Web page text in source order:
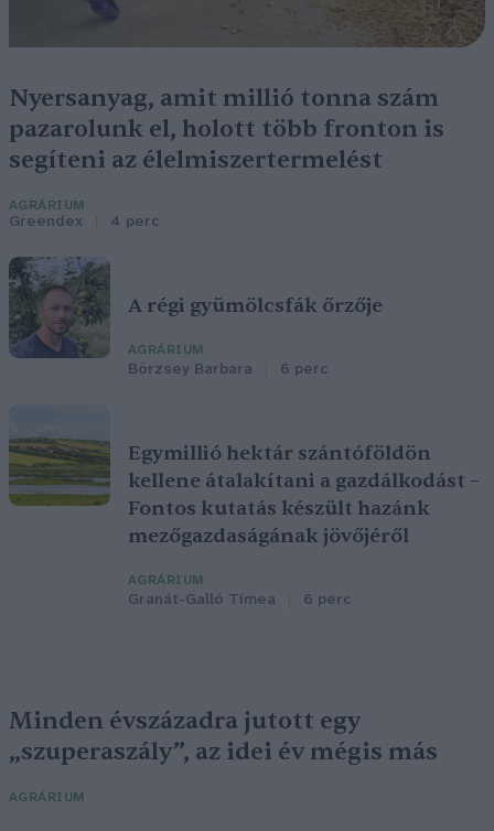
Nyersanyag, amit millió tonna szám
pazarolunk el, holott több fronton is
segíteni az élelmiszertermelést
AGRÁRIUM
Greendex 4 perc
A régi gyümölcsfák őrzője
AGRÁRIUM
Börzsey Barbara 6 perc
Egymillió hektár szántóföldön
kellene átalakítani a gazdálkodást –
Fontos kutatás készült hazánk
mezőgazdaságának jövőjéről
AGRÁRIUM
Granát-Galló Tímea 6 perc
Minden évszázadra jutott egy
„szuperaszály”, az idei év mégis más
AGRÁRIUM